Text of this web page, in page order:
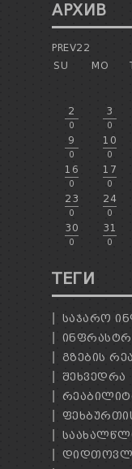
АРХИВ
PREV22
SU
MO
2
0
3
0
9
0
10
0
16
0
17
0
23
0
24
0
30
0
31
0
ТЕГИ
ᲡᲐᲯᲐᲠᲝ
ᲒᲖᲔᲑᲘᲡ
ᲨᲔᲮᲕᲔᲓᲠᲐ